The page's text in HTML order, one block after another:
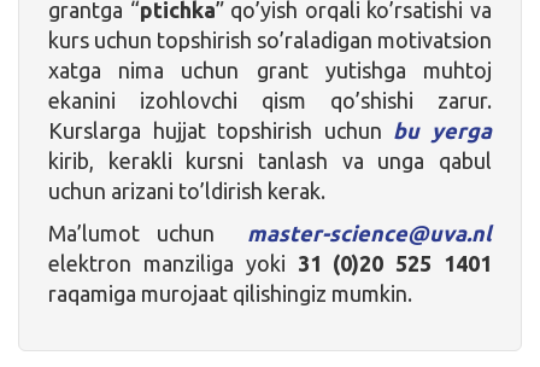
grantga “ptichka” qo’yish orqali ko’rsatishi va
kurs uchun topshirish so’raladigan motivatsion
xatga nima uchun grant yutishga muhtoj
ekanini izohlovchi qism qo’shishi zarur.
Kurslarga hujjat topshirish uchun bu yerga
kirib, kerakli kursni tanlash va unga qabul
uchun arizani to’ldirish kerak.
Ma’lumot uchun master-science@uva.nl
elektron manziliga yoki 31 (0)20 525 1401
raqamiga murojaat qilishingiz mumkin.